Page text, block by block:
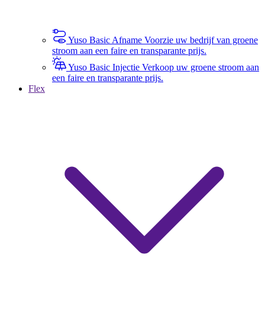
Yuso Basic Afname Voorzie uw bedrijf van groene
stroom aan een faire en transparante prijs.
Yuso Basic Injectie Verkoop uw groene stroom aan
een faire en transparante prijs.
Flex